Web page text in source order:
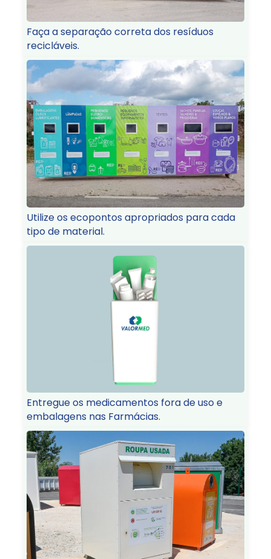
Faça a separação correta dos resíduos
recicláveis.
Utilize os ecopontos apropriados para cada
tipo de material.
Entregue os medicamentos fora de uso e
embalagens nas Farmácias.